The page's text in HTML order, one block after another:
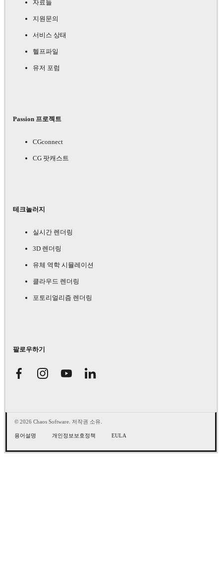
자료들
지원문의
서비스 상태
헬프파일
유저 포럼
Passion 프로젝트
CGconnect
CG 팟캐스트
테크놀러지
실시간 렌더링
3D 렌더링
유체 역학 시뮬레이션
클라우드 렌더링
포토리얼리즘 렌더링
팔로우하기
© 2026 Chaos Software. 저작권 소유.
용어설명 개인정보보호정책 EULA